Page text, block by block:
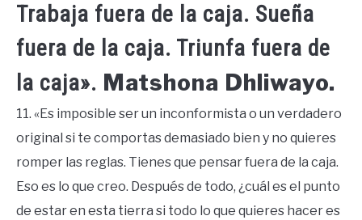
Trabaja fuera de la caja. Sueña
fuera de la caja. Triunfa fuera de
la caja». Matshona Dhliwayo.
11. «Es imposible ser un inconformista o un verdadero
original si te comportas demasiado bien y no quieres
romper las reglas. Tienes que pensar fuera de la caja.
Eso es lo que creo. Después de todo, ¿cuál es el punto
de estar en esta tierra si todo lo que quieres hacer es